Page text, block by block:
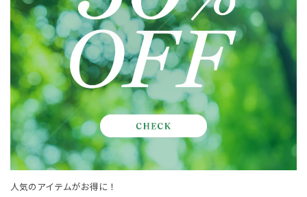
人気のアイテムがお得に！